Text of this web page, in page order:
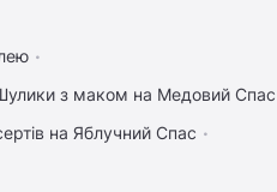
з маком на Медовий Спас
на Яблучний Спас